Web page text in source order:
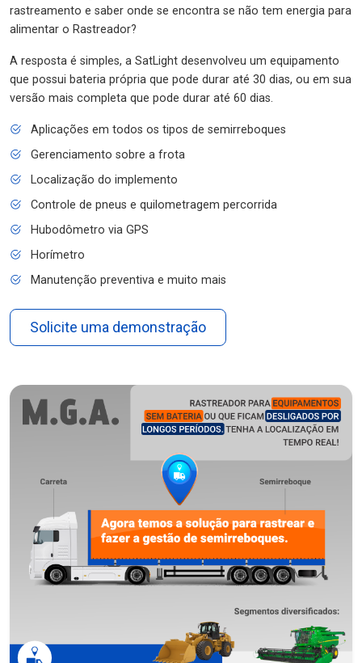
rastreamento e saber onde se encontra se não tem energia para
alimentar o Rastreador?
A resposta é simples, a SatLight desenvolveu um equipamento
que possui bateria própria que pode durar até 30 dias, ou em sua
versão mais completa que pode durar até 60 dias.
Aplicações em todos os tipos de semirreboques
Gerenciamento sobre a frota
Localização do implemento
Controle de pneus e quilometragem percorrida
Hubodômetro via GPS
Horímetro
Manutenção preventiva e muito mais
Solicite uma demonstração